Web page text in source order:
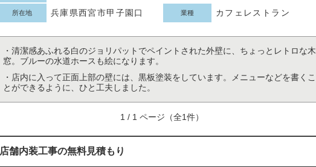
所在地 兵庫県西宮市甲子園口 業種 カフェレストラン
・清潔感あふれる白のジョリパットでペイントされた外壁に、ちょっとレトロな木
窓。ブルーの水道ホースも絵になります。
・店内に入って正面上部の壁には、黒板塗装をしています。メニューなどを書くこ
とができるように、ひと工夫しました。
1 / 1 ページ（全1件）
店舗内装工事の無料見積もり